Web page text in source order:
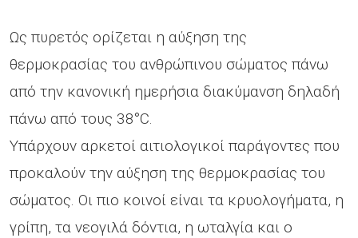
Ως πυρετός ορίζεται η αύξηση της
θερμοκρασίας του ανθρώπινου σώματος πάνω
από την κανονική ημερήσια διακύμανση δηλαδή
πάνω από τους 38°C.
Υπάρχουν αρκετοί αιτιολογικοί παράγοντες που
προκαλούν την αύξηση της θερμοκρασίας του
σώματος. Οι πιο κοινοί είναι τα κρυολογήματα, η
γρίπη, τα νεογιλά δόντια, η ωταλγία και ο